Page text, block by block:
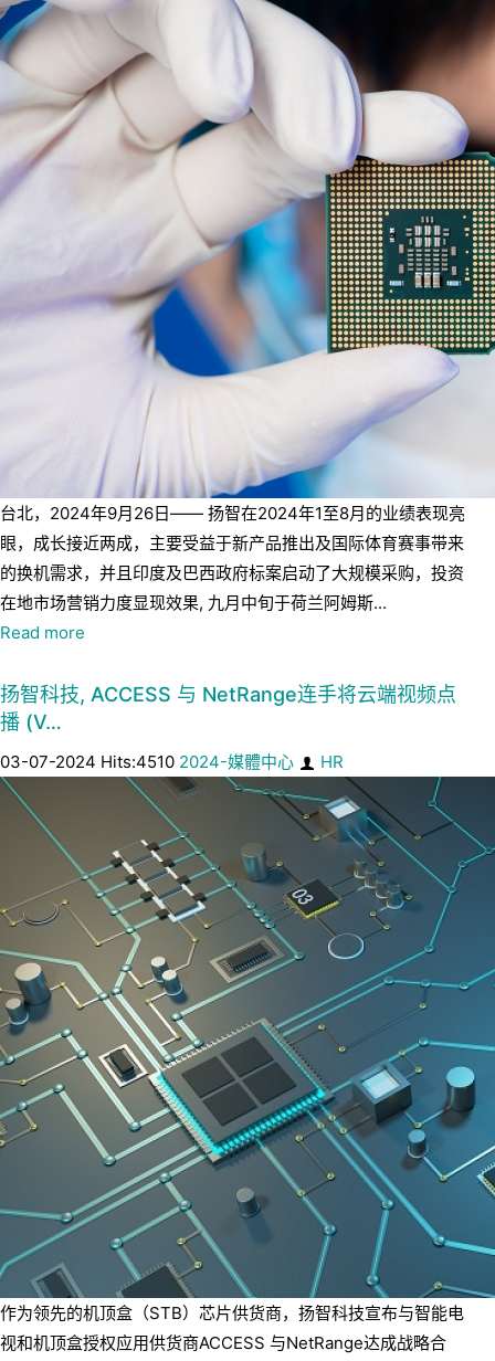
台北，2024年9月26日—— 扬智在2024年1至8月的业绩表现亮
眼，成长接近两成，主要受益于新产品推出及国际体育赛事带来
的换机需求，并且印度及巴西政府标案启动了大规模采购，投资
在地市场营销力度显现效果, 九月中旬于荷兰阿姆斯...
Read more
扬智科技, ACCESS 与 NetRange连手将云端视频点
播 (V…
03-07-2024 Hits:4510 2024-媒體中心 HR
作为领先的机顶盒（STB）芯片供货商，扬智科技宣布与智能电
视和机顶盒授权应用供货商ACCESS 与NetRange达成战略合